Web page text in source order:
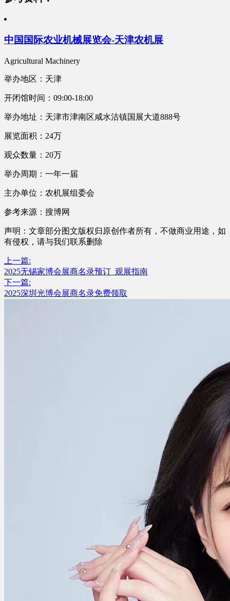
中国国际农业机械展览会-天津农机展
Agricultural Machinery
举办地区：天津
开闭馆时间：09:00-18:00
举办地址：天津市津南区咸水沽镇国展大道888号
展览面积：24万
观众数量：20万
举办周期：一年一届
主办单位：农机展组委会
参考来源：搜博网
声明：文章部分图文版权归原创作者所有，不做商业用途，如
有侵权，请与我们联系删除
上一篇:
2025无锡家博会展商名录预订_观展指南
下一篇:
2025深圳光博会展商名录免费领取